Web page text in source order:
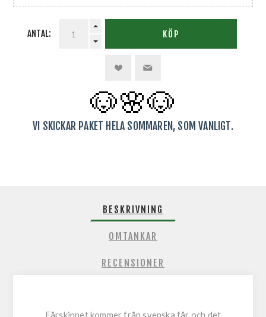
ANTAL: KÖP
🐶🌸🐶
VI SKICKAR PAKET HELA SOMMAREN, SOM VANLIGT.
BESKRIVNING
OMTANKAR
RECENSIONER
Fårskinnet kommer från svenska får och det